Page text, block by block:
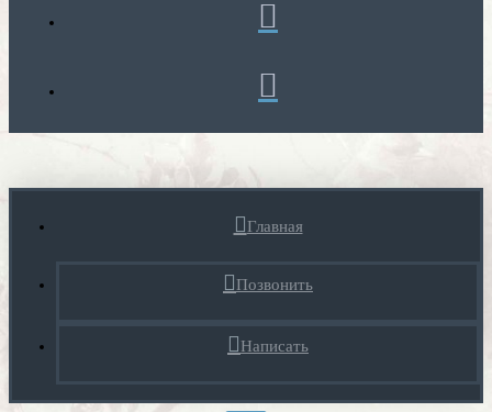
Главная
Позвонить
Написать